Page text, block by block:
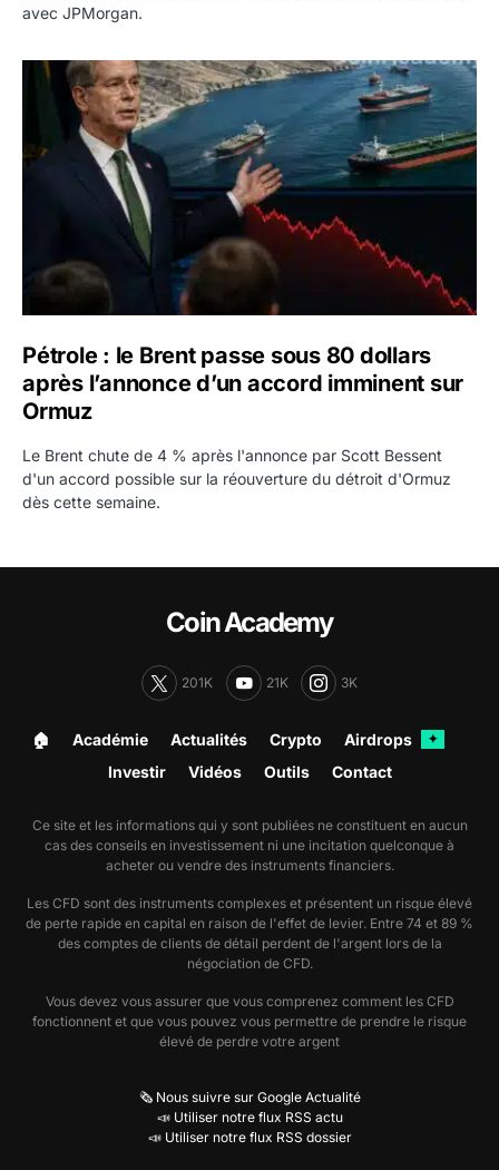
avec JPMorgan.
Pétrole : le Brent passe sous 80 dollars après
Pétrole : le Brent passe sous 80 dollars
après l’annonce d’un accord imminent sur
Ormuz
Le Brent chute de 4 % après l'annonce par Scott Bessent
d'un accord possible sur la réouverture du détroit d'Ormuz
dès cette semaine.
Coin Academy
201K 21K 3K
🏠︎ Académie Actualités Crypto Airdrops ✦
Investir Vidéos Outils Contact
Ce site et les informations qui y sont publiées ne constituent en aucun
cas des conseils en investissement ni une incitation quelconque à
acheter ou vendre des instruments financiers.
Les CFD sont des instruments complexes et présentent un risque élevé
de perte rapide en capital en raison de l'effet de levier. Entre 74 et 89 %
des comptes de clients de détail perdent de l'argent lors de la
négociation de CFD.
Vous devez vous assurer que vous comprenez comment les CFD
fonctionnent et que vous pouvez vous permettre de prendre le risque
élevé de perdre votre argent
🗞️ Nous suivre sur Google Actualité
📣 Utiliser notre flux RSS actu
📣 Utiliser notre flux RSS dossier